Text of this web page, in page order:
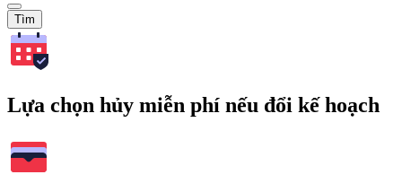
Tìm
Lựa chọn hủy miễn phí nếu đổi kế hoạch